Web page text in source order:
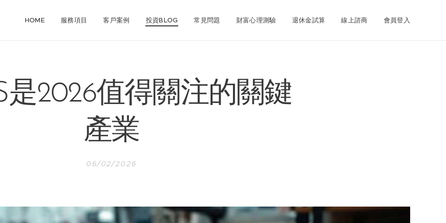
HOME 服務項目 客戶案例 投資BLOG 常見問題 財富心理測驗 退休金試算 線上諮商 會員登入
是2026值得關注的關鍵
產業
06/02/2026